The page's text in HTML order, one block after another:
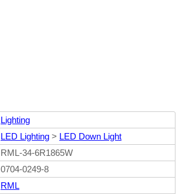
Lighting
LED Lighting > LED Down Light
RML-34-6R1865W
0704-0249-8
RML